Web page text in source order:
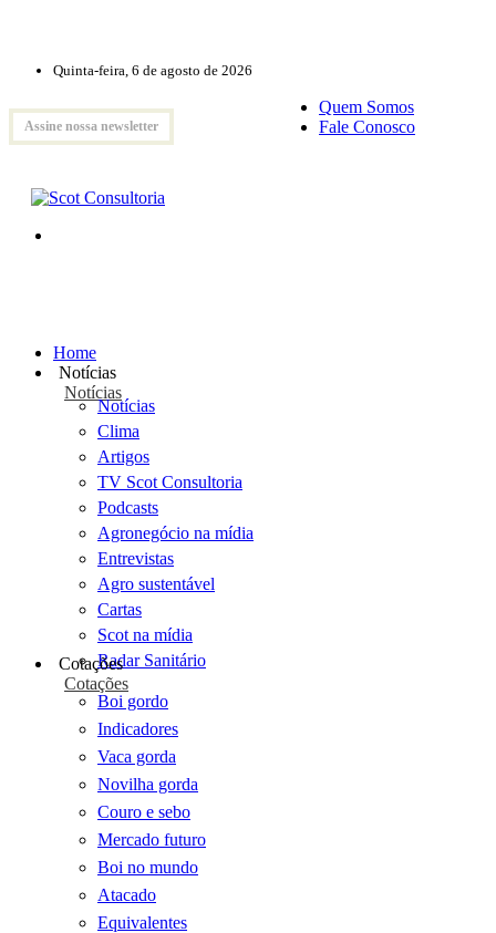
Quinta-feira, 6 de agosto de 2026
Assine nossa newsletter
Quem Somos
Fale Conosco
Home
Notícias
Notícias
Notícias
Clima
Artigos
TV Scot Consultoria
Podcasts
Agronegócio na mídia
Entrevistas
Agro sustentável
Cartas
Scot na mídia
Radar Sanitário
Cotações
Cotações
Boi gordo
Indicadores
Vaca gorda
Novilha gorda
Couro e sebo
Mercado futuro
Boi no mundo
Atacado
Equivalentes